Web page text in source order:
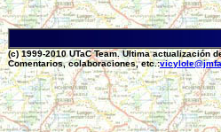
(c) 1999-2010 UTaC Team. Ultima actualización
Comentarios, colaboraciones, etc.: